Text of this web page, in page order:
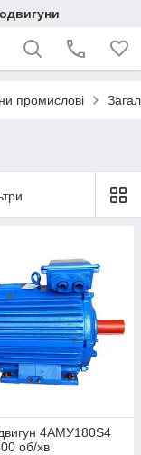
промислові
4АМУ180Ѕ4
об/хв